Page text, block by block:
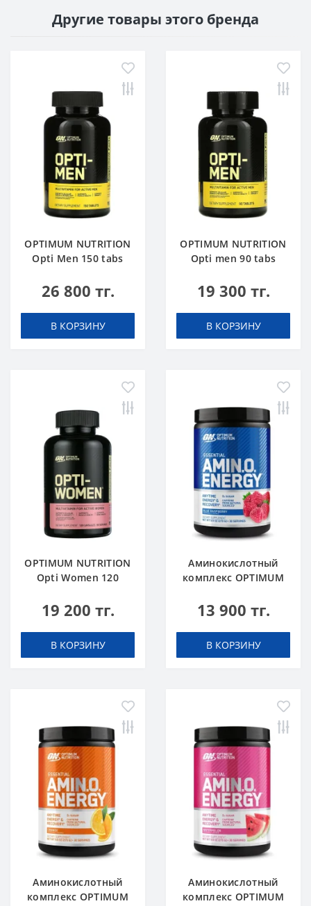
Другие товары этого бренда
OPTIMUM NUTRITION
Opti Men 150 tabs
26 800 тг.
В КОРЗИНУ
OPTIMUM NUTRITION
Opti men 90 tabs
19 300 тг.
В КОРЗИНУ
OPTIMUM NUTRITION
Opti Women 120
19 200 тг.
В КОРЗИНУ
Аминокислотный
комплекс OPTIMUM
Energy 270 g Blue
13 900 тг.
В КОРЗИНУ
Аминокислотный
комплекс OPTIMUM
Аминокислотный
комплекс OPTIMUM